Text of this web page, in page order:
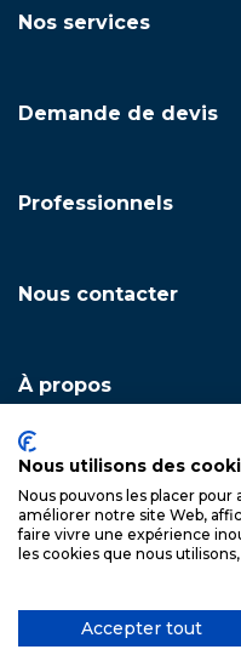
Nos services
Demande de devis
Professionnels
Nous contacter
À propos
Copyright © 2026. FSA
Spécialiste du
Nous utilisons des
Nous pouvons les placer
améliorer notre site Web,
faire vivre une expérience
les cookies que nous
Accepter tout